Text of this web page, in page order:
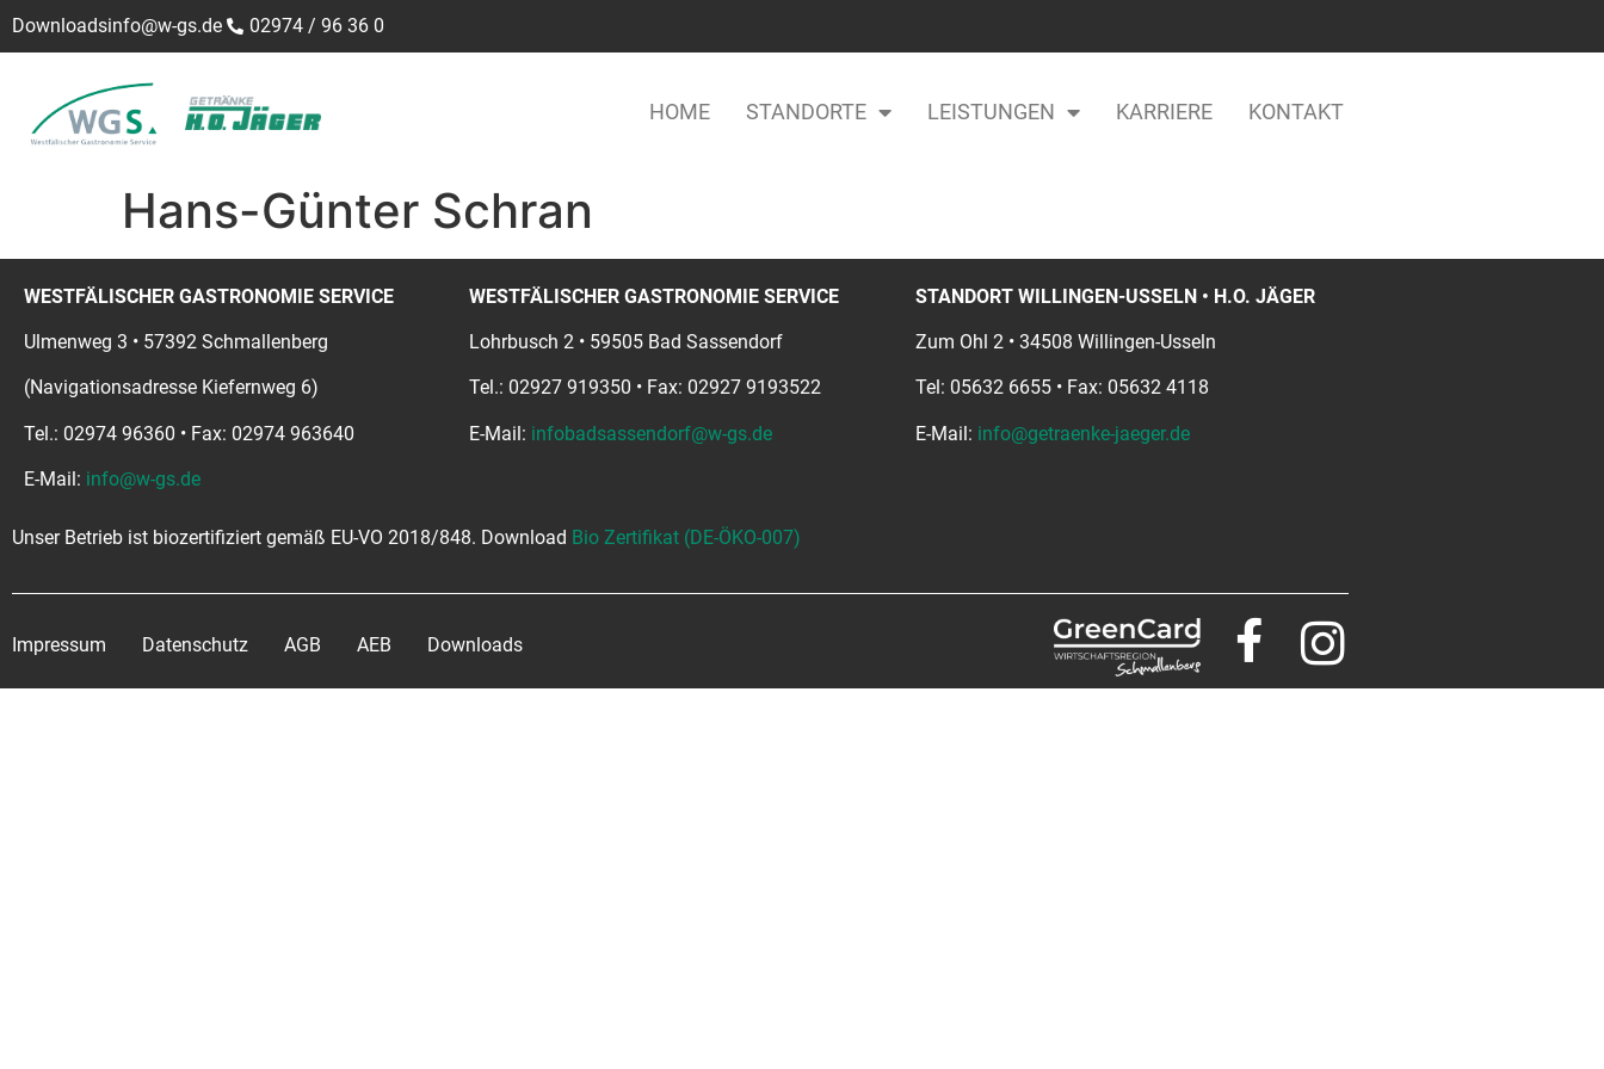
Downloadsinfo@w-gs.de 02974 / 96 36 0
HOME STANDORTE LEISTUNGEN KARRIERE KONTAKT
Hans-Günter Schran
WESTFÄLISCHER GASTRONOMIE SERVICE
Ulmenweg 3 • 57392 Schmallenberg
(Navigationsadresse Kiefernweg 6)
Tel.: 02974 96360 • Fax: 02974 963640
E-Mail: info@w-gs.de
WESTFÄLISCHER GASTRONOMIE SERVICE
Lohrbusch 2 • 59505 Bad Sassendorf
Tel.: 02927 919350 • Fax: 02927 9193522
E-Mail: infobadsassendorf@w-gs.de
STANDORT WILLINGEN-USSELN • H.O. JÄGER
Zum Ohl 2 • 34508 Willingen-Usseln
Tel: 05632 6655 • Fax: 05632 4118
E-Mail: info@getraenke-jaeger.de
Unser Betrieb ist biozertifiziert gemäß EU-VO 2018/848. Download Bio Zertifikat (DE-ÖKO-007)
Impressum Datenschutz AGB AEB Downloads